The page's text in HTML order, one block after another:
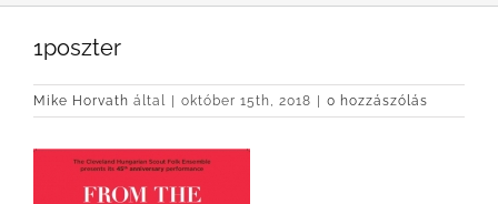
1poszter
Mike Horvath által október 15th, 2018 0 hozzászólás